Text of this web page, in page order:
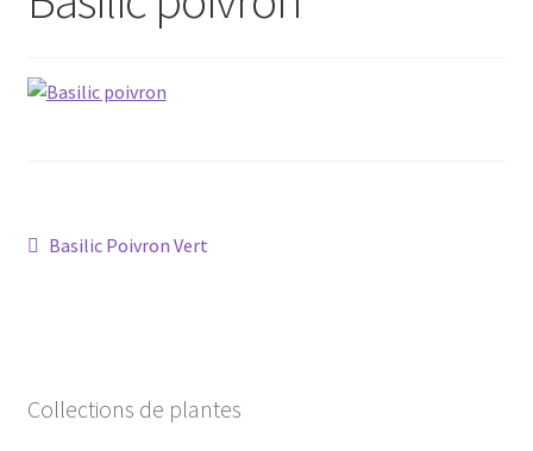
Avis GOOGLE
Navigation
Article
Basilic Poivron Vert
Collections de plantes